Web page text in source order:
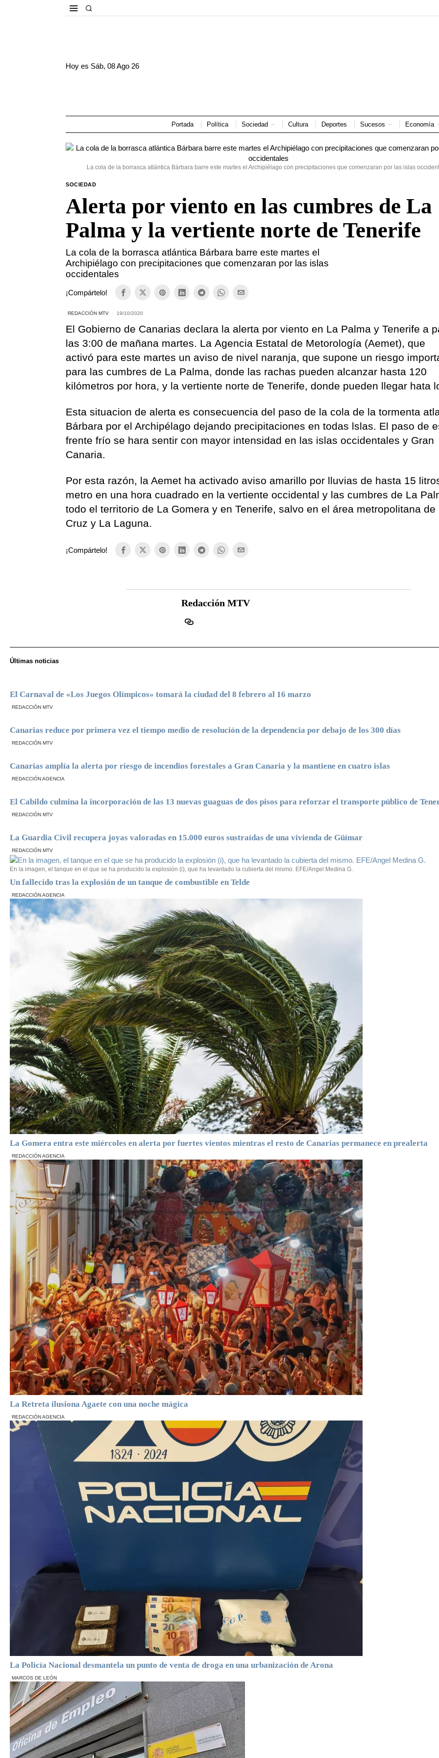
Hoy es Sáb, 08 Ago 26
Portada Política Sociedad Cultura Deportes Sucesos Economía
La cola de la borrasca atlántica Bárbara barre este martes el Archipiélago con precipitaciones que comenzaran por las islas
SOCIEDAD
Alerta por viento en las cumbres de La
Palma y la vertiente norte de Tenerife
La cola de la borrasca atlántica Bárbara barre este martes el
Archipiélago con precipitaciones que comenzaran por las islas
occidentales
¡Compártelo!
REDACCIÓN MTV 19/10/2020
El Gobierno de Canarias declara la alerta por viento en La Palma y Tenerife a
las 3:00 de mañana martes. La Agencia Estatal de Metorología (Aemet), que
activó para este martes un aviso de nivel naranja, que supone un riesgo
para las cumbres de La Palma, donde las rachas pueden alcanzar hasta 120
kilómetros por hora, y la vertiente norte de Tenerife, donde pueden llegar hata
Esta situacion de alerta es consecuencia del paso de la cola de la tormenta
Bárbara por el Archipélago dejando precipitaciones en todas lslas. El paso de
frente frío se hara sentir con mayor intensidad en las islas occidentales y Gran
Canaria.
Por esta razón, la Aemet ha activado aviso amarillo por lluvias de hasta 15
metro en una hora cuadrado en la vertiente occidental y las cumbres de La
todo el territorio de La Gomera y en Tenerife, salvo en el área metropolitana de
Cruz y La Laguna.
¡Compártelo!
Redacción MTV
Últimas noticias
El Carnaval de «Los Juegos Olímpicos» tomará la ciudad del 8 febrero al 16 marzo
REDACCIÓN MTV
Canarias reduce por primera vez el tiempo medio de resolución de la dependencia por debajo de los 300 días
REDACCIÓN MTV
Canarias amplía la alerta por riesgo de incendios forestales a Gran Canaria y la mantiene en cuatro islas
REDACCIÓN AGENCIA
El Cabildo culmina la incorporación de las 13 nuevas guaguas de dos pisos para reforzar el transporte público de
REDACCIÓN MTV
La Guardia Civil recupera joyas valoradas en 15.000 euros sustraídas de una vivienda de Güímar
REDACCIÓN MTV
En la imagen, el tanque en el que se ha producido la explosión (i), que ha levantado la cubierta del mismo. EFE/Angel Medina G.
Un fallecido tras la explosión de un tanque de combustible en Telde
REDACCIÓN AGENCIA
La Gomera entra este miércoles en alerta por fuertes vientos mientras el resto de Canarias permanece en prealerta
REDACCIÓN AGENCIA
La Retreta ilusiona Agaete con una noche mágica
REDACCIÓN AGENCIA
La Policía Nacional desmantela un punto de venta de droga en una urbanización de Arona
MARCOS DE LEÓN